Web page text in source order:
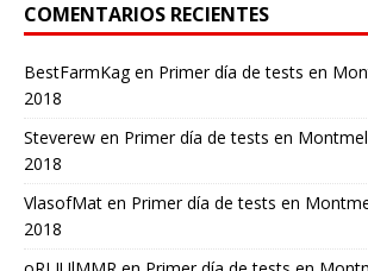
COMENTARIOS RECIENTES
BestFarmKagen Primer día de tests en
2018
Steverew en Primer día de tests en
2018
VlasofMat en Primer día de tests en
2018